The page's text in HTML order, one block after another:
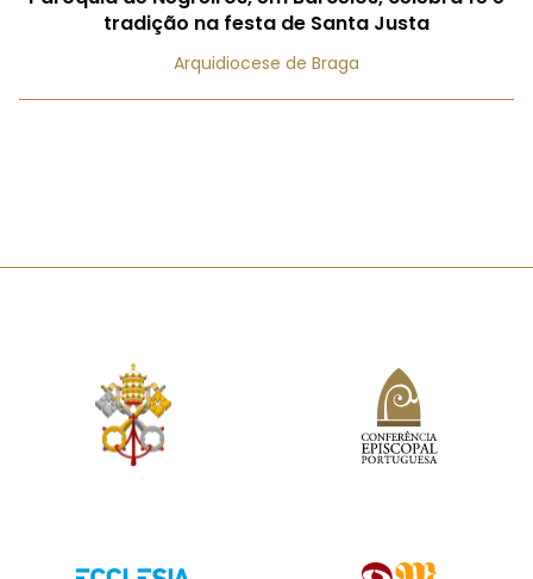
tradição na festa de Santa Justa
Arquidiocese de Braga